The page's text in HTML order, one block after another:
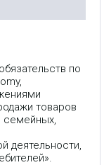
по
товаров
семейных,
деятельности,